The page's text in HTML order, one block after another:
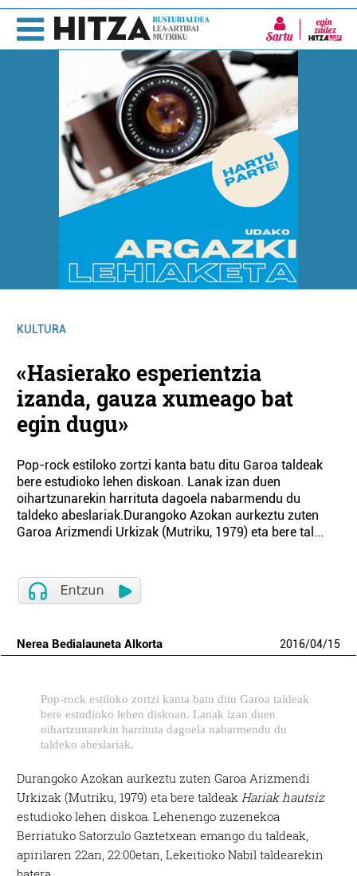
Sartu
KULTURA
«Hasierako esperientzia
izanda, gauza xumeago bat
egin dugu»
Pop-rock estiloko zortzi kanta batu ditu Garoa taldeak
bere estudioko lehen diskoan. Lanak izan duen
oihartzunarekin harrituta dagoela nabarmendu du
taldeko abeslariak.Durangoko Azokan aurkeztu zuten
Garoa Arizmendi Urkizak (Mutriku, 1979) eta bere tal...
Nerea Bedialauneta Alkorta 2016/04/15
Pop-rock estiloko zortzi kanta batu ditu Garoa taldeak
bere estudioko lehen diskoan. Lanak izan duen
oihartzunarekin harrituta dagoela nabarmendu du
taldeko abeslariak.
Durangoko Azokan aurkeztu zuten Garoa Arizmendi
Urkizak (Mutriku, 1979) eta bere taldeak Hariak hautsiz
estudioko lehen diskoa. Lehenengo zuzenekoa
Berriatuko Satorzulo Gaztetxean emango du taldeak,
apirilaren 22an, 22:00etan, Lekeitioko Nabil taldearekin